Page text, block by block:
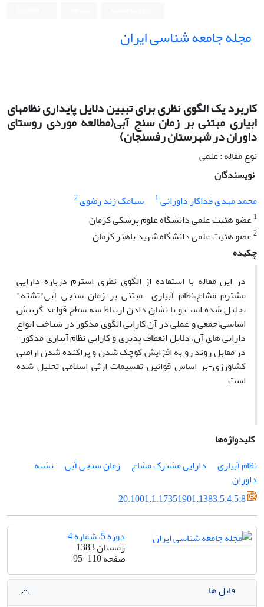
مجله جامعه شناسی ایران
کاربرد یک الگوی نظری برای تببین دلایل پایداری نظامهای
ابیاری مبتنی بر زمان سنج آبی(مطالعه موردی روستای
داوران در شهرستان رفسنجان)
نوع مقاله : علمی
نویسندگان
محمد مهدی فداکار داورانی1 سیامک زند رضوی2
1 عضو هئیت علمی دانشگاه علوم پزشکی کرمان
2عضو هئیت علمی دانشگاه شهید باهنر کرمان
چکیده
در این مقاله با استفاده از الگوی نظری استرم درباره دارایی
مشترم مشاع،نظام آبیاری مبتنی بر زمان سنجی آبی"تشته"
تحلیل شده است و با نشان دادن ارتباط سه سطح قواعد گزینش
اساسی،جمعی و عملی در آن کارایی الگوی مذکور در شناخت انواع
دارایی های آن، دلایل انعطاف پذیری و کارایی نظام آبیاری مذکور-
در مقابل روند رو به افزایش کوچک شدن و پراکنده شدن اراضی
کشاورزی-بر اساس قوانین تقسیمات ارثی اسلامی تحلیل شده
است.
کلیدواژه‌ها
نظام آبیاری
دارایی مشترک مشاع زمان سنجی آبی
تشته
داوران
20.1001.1.17351901.1383.5.4.5.8
دوره 5، شماره 4
زمستان 1383
صفحه95-110
فایل ها